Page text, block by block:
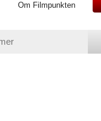
Om Filmpunkten